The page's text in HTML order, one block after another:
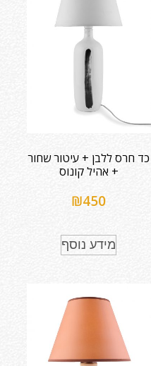
כד חרס ללבן + עיטור שחור
+ אהיל קונוס
₪450
מידע נוסף